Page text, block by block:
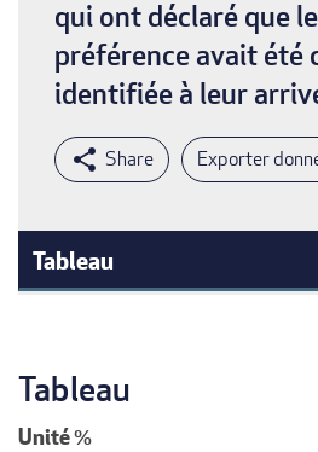
qui ont déclaré que
préférence avait été
identifiée à leur
Exporter
Tableau
Tableau
Unité%